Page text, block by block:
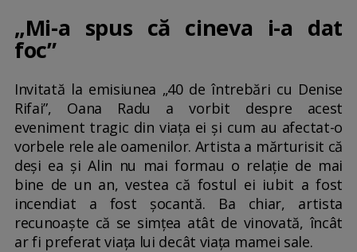
„Mi-a spus că cineva i-a dat
foc”
Invitată la emisiunea „40 de întrebări cu Denise
Rifai”, Oana Radu a vorbit despre acest
eveniment tragic din viața ei și cum au afectat-o
vorbele rele ale oamenilor. Artista a mărturisit că
deși ea și Alin nu mai formau o relație de mai
bine de un an, vestea că fostul ei iubit a fost
incendiat a fost șocantă. Ba chiar, artista
recunoaște că se simțea atât de vinovată, încât
ar fi preferat viața lui decât viața mamei sale.